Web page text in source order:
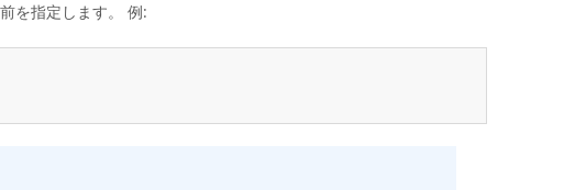
を指定します。 例: